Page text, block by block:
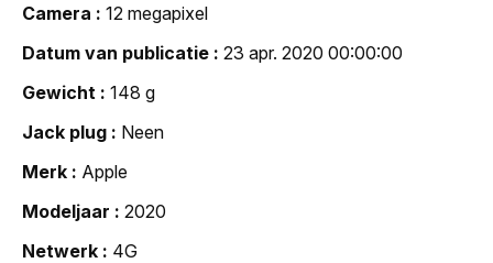
Camera
12 megapixel
Datum van publicatie
23 apr. 2020 00:00:00
Gewicht
148 g
Jack plug
Neen
Merk
Apple
Modeljaar
2020
Netwerk
4G